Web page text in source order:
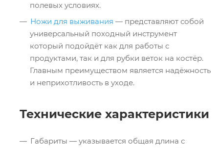
полевых условиях.
Ножи для выживания — представляют собой
универсальный походный инструмент
который подойдёт как для работы с
продуктами, так и для рубки веток на костёр.
Главным преимуществом является надёжность
и неприхотливость в уходе.
Технические характеристики
Габариты — указывается общая длина с